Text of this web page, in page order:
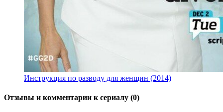
Инструкция по разводу для женщин (2014)
Отзывы и комментарии к сериалу (0)